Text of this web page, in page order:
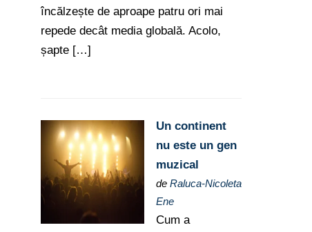
încălzește de aproape patru ori mai
repede decât media globală. Acolo,
șapte […]
Un continent
nu este un gen
muzical
de Raluca-Nicoleta
Ene
Cum a